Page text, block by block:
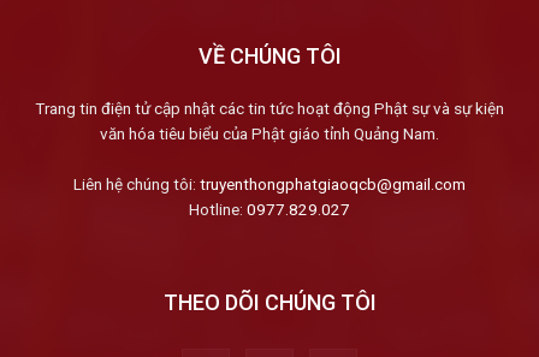
VỀ CHÚNG TÔI
Trang tin điện tử cập nhật các tin tức hoạt động Phật sự và sự kiện
văn hóa tiêu biểu của Phật giáo tỉnh Quảng Nam.
Liên hệ chúng tôi: truyenthongphatgiaoqcb@gmail.com
Hotline: 0977.829.027
THEO DÕI CHÚNG TÔI